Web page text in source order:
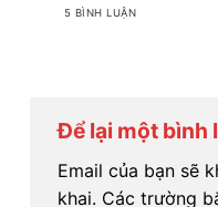
5 BÌNH LUẬN
Để lại một bình
Email của bạn sẽ
khai. Các trường